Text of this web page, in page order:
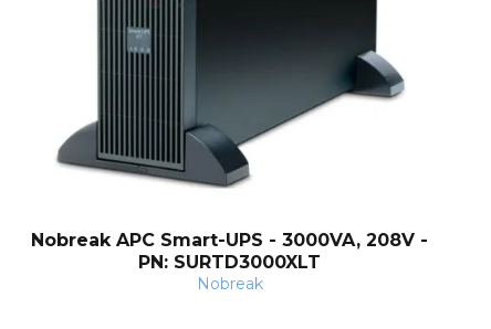
Nobreak APC Smart-UPS - 3000VA, 208V -
PN: SURTD3000XLT
Nobreak